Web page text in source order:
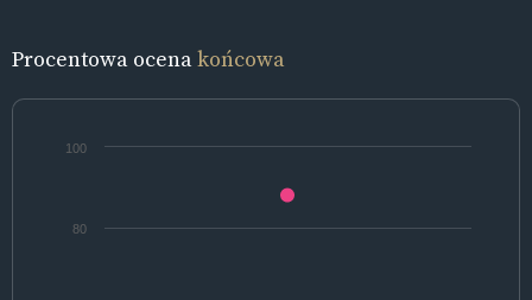
Procentowa ocenakońcowa
80
100